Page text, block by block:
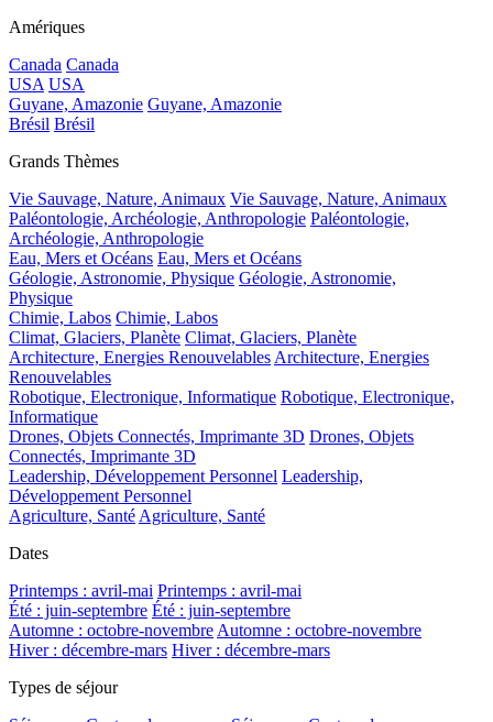
Amériques
Canada Canada
USA USA
Guyane, Amazonie Guyane, Amazonie
Brésil Brésil
Grands Thèmes
Vie Sauvage, Nature, Animaux Vie Sauvage, Nature, Animaux
Paléontologie, Archéologie, Anthropologie Paléontologie,
Archéologie, Anthropologie
Eau, Mers et Océans Eau, Mers et Océans
Géologie, Astronomie, Physique Géologie, Astronomie,
Physique
Chimie, Labos Chimie, Labos
Climat, Glaciers, Planète Climat, Glaciers, Planète
Architecture, Energies Renouvelables Architecture, Energies
Renouvelables
Robotique, Electronique, Informatique Robotique, Electronique,
Informatique
Drones, Objets Connectés, Imprimante 3D Drones, Objets
Connectés, Imprimante 3D
Leadership, Développement Personnel Leadership,
Développement Personnel
Agriculture, Santé Agriculture, Santé
Dates
Printemps : avril-mai Printemps : avril-mai
Été : juin-septembre Été : juin-septembre
Automne : octobre-novembre Automne : octobre-novembre
Hiver : décembre-mars Hiver : décembre-mars
Types de séjour